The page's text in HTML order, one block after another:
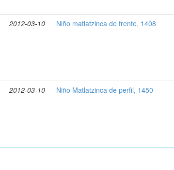
2012-03-10 Niño matlatzinca de frente, 1408
2012-03-10 Niño Matlatzinca de perfil, 1450